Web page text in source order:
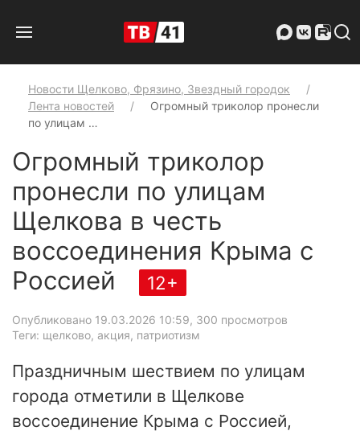
Новости Щелково, Фрязино, Звездный городок
Лента новостей
Огромный триколор пронесли
по улицам …
Огромный триколор
пронесли по улицам
Щелкова в честь
воссоединения Крыма с
Россией
12+
Опубликовано 19.03.2026 10:59, 300 просмотров
Теги: щелково, акция, патриотизм
Праздничным шествием по улицам
города отметили в Щелкове
воссоединение Крыма с Россией,